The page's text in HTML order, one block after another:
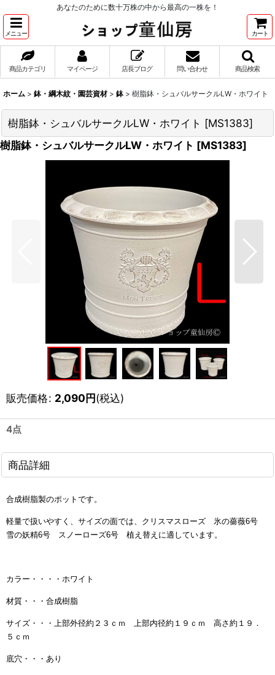
あなたのために数十万株の中から最高の一株を！
メニュー カート
商品カテゴリ マイページ 店長ブログ 問い合わせ 商品検索
ホーム > 鉢・綱木紋・園芸資材 > 鉢 > 樹脂鉢・シュバルサークルLW・ホワイト
樹脂鉢・シュバルサークルLW・ホワイト [MS1383]
樹脂鉢・シュバルサークルLW・ホワイト [MS1383]
販売価格: 2,090円(税込)
4点
商品詳細
合成樹脂製のポットです。
軽量で扱いやすく、サイズの面では、クリスマスローズ 氷の薔薇6号
雪の妖精6号 スノーローズ6号 植え替えに適しています。
カラー・・・・ホワイト
材質・・・合成樹脂
サイズ・・・上部外径約２３ｃｍ 上部内径約１９ｃｍ 高さ約１９．
５ｃｍ
底穴・・・あり